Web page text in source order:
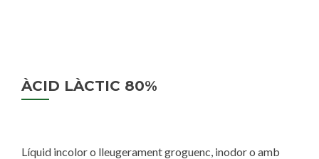
ÀCID LÀCTIC 80%
Líquid incolor o lleugerament groguenc, inodor o amb